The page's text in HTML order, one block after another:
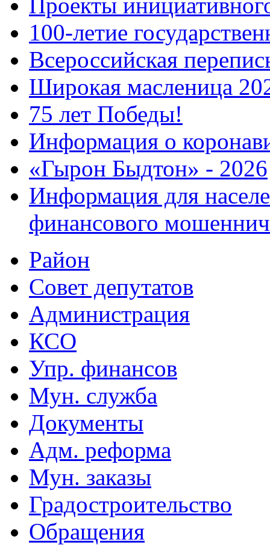
100-летие
Всероссийская
Широкая масленица
75 лет Победы!
Информация о
«Гырон Быдтон» - 2026
Информация для
финансового
Район
Совет депутатов
Администрация
КСО
Упр. финансов
Мун. служба
Документы
Адм. реформа
Мун. заказы
Градостроительство
Обращения